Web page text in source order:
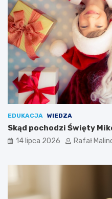
EDUKACJA WIEDZA
Skąd pochodzi Święty
14 lipca 2026 Rafał